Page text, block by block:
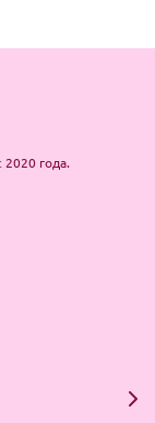
мягкость.
маску, через
года.